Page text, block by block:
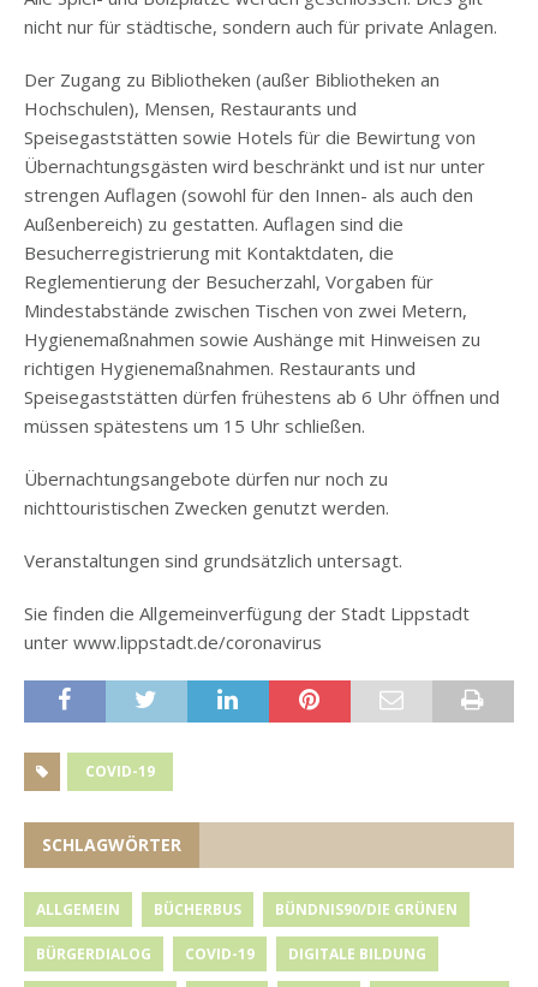
nicht nur für städtische, sondern auch für private Anlagen.
Der Zugang zu Bibliotheken (außer Bibliotheken an
Hochschulen), Mensen, Restaurants und
Speisegaststätten sowie Hotels für die Bewirtung von
Übernachtungsgästen wird beschränkt und ist nur unter
strengen Auflagen (sowohl für den Innen- als auch den
Außenbereich) zu gestatten. Auflagen sind die
Besucherregistrierung mit Kontaktdaten, die
Reglementierung der Besucherzahl, Vorgaben für
Mindestabstände zwischen Tischen von zwei Metern,
Hygienemaßnahmen sowie Aushänge mit Hinweisen zu
richtigen Hygienemaßnahmen. Restaurants und
Speisegaststätten dürfen frühestens ab 6 Uhr öffnen und
müssen spätestens um 15 Uhr schließen.
Übernachtungsangebote dürfen nur noch zu
nichttouristischen Zwecken genutzt werden.
Veranstaltungen sind grundsätzlich untersagt.
Sie finden die Allgemeinverfügung der Stadt Lippstadt
unter www.lippstadt.de/coronavirus
COVID-19
SCHLAGWÖRTER
ALLGEMEIN BÜCHERBUS BÜNDNIS90/DIE GRÜNEN
BÜRGERDIALOG COVID-19 DIGITALE BILDUNG